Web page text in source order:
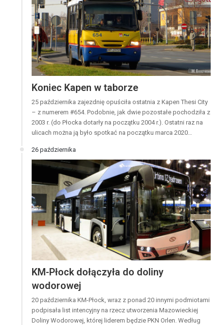
Koniec Kapen w taborze
25 października zajezdnię opuściła ostatnia z Kapen Thesi City
– z numerem #654. Podobnie, jak dwie pozostałe pochodziła z
2003 r. (do Płocka dotarły na początku 2004 r.). Ostatni raz na
ulicach można ją było spotkać na początku marca 2020…
26 października
KM-Płock dołączyła do doliny
wodorowej
20 października KM-Płock, wraz z ponad 20 innymi podmiotami
podpisała list intencyjny na rzecz utworzenia Mazowieckiej
Doliny Wodorowej, której liderem będzie PKN Orlen. Według